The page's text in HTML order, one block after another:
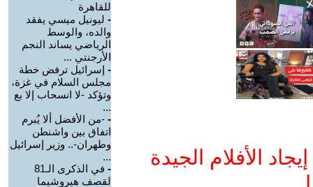
الأفلام الجيدة
للقاهرة
- ليونيل ميسي يفقد
والده، والوسط
الرياضي يساند النجم
الأرجنتي ...
- إسرائيل ترفض خطة
مجلس السلام في غزة،
وتؤكد -لا انسحاب إلا بع
...
- -من الأفضل ألا يُبرم
اتفاق بين واشنطن
وطهران-.. وزير إسرائيل
...
-
في الذكرى الـ81
لقصف هيروشيما